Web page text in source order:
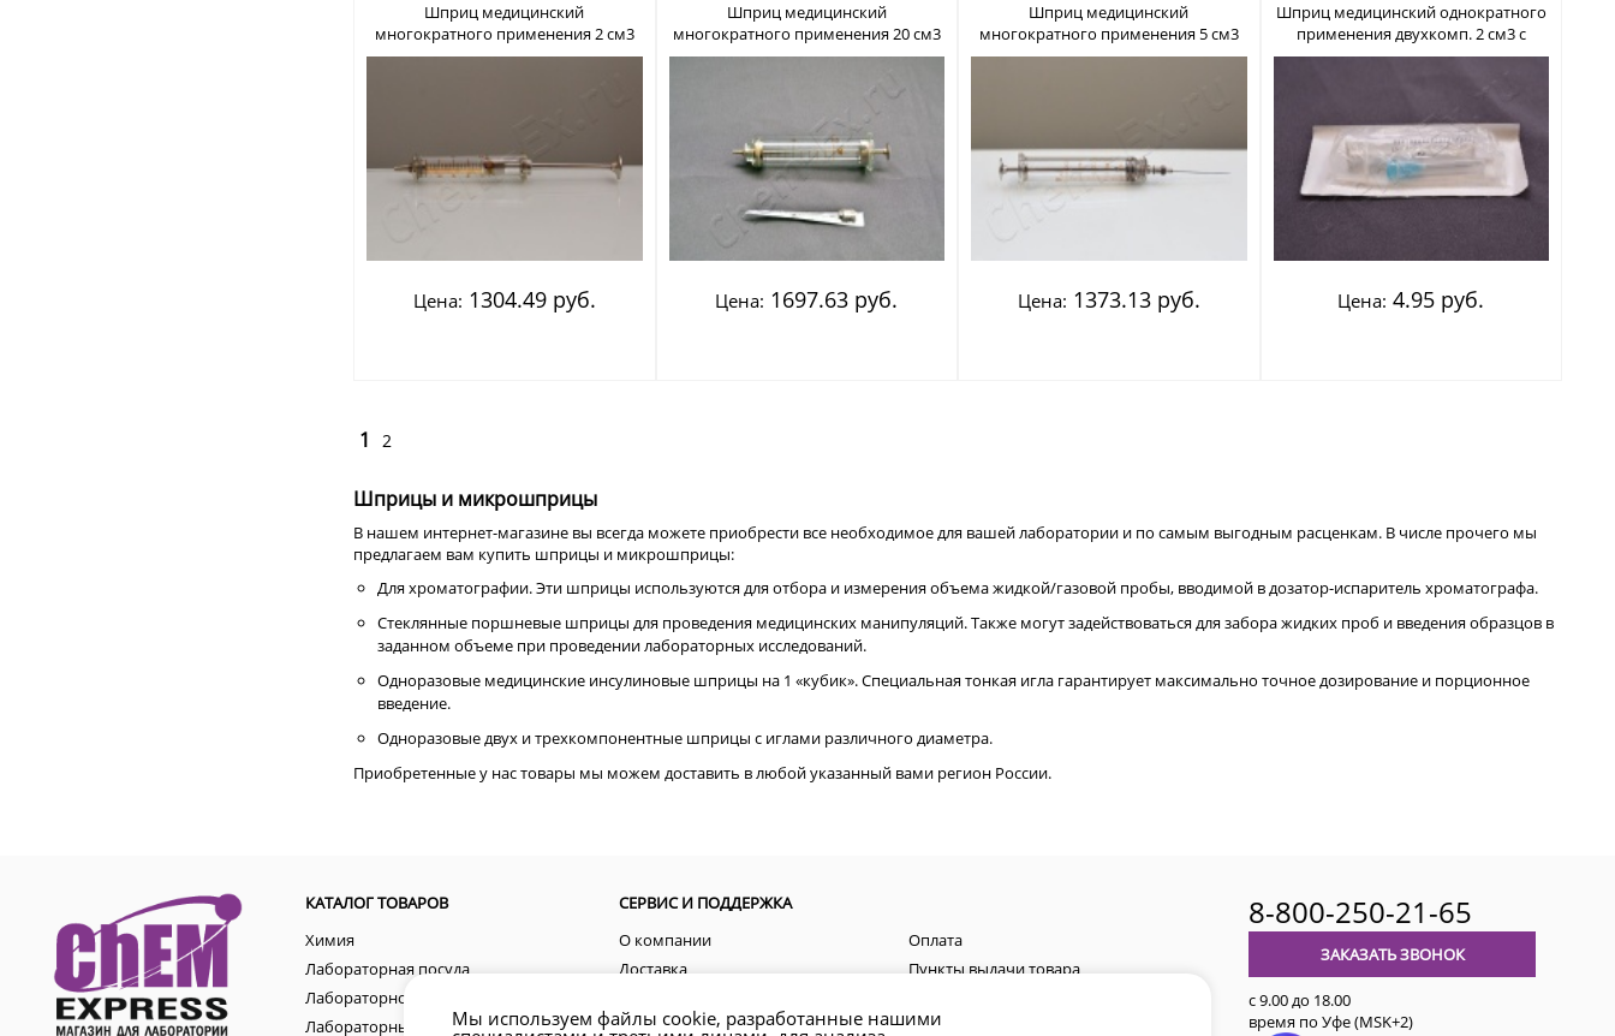
Шприц медицинский
многократного применения 2 см3
типа "Рекорд"
Цена: 1304.49 руб.
Шприц медицинский
многократного применения 20 см3
типа "Рекорд"
Цена: 1697.63 руб.
Шприц медицинский
многократного применения 5 см3
типа "Рекорд"
Цена: 1373.13 руб.
Шприц медицинский однократного
применения двухкомп. 2 см3 с
иглой 0,6*25
Цена: 4.95 руб.
1 2
Шприцы и микрошприцы
В нашем интернет-магазине вы всегда можете приобрести все необходимое для вашей лаборатории и по самым выгодным расценкам. В числе прочего мы
предлагаем вам купить шприцы и микрошприцы:
Для хроматографии. Эти шприцы используются для отбора и измерения объема жидкой/газовой пробы, вводимой в дозатор-испаритель хроматографа.
Стеклянные поршневые шприцы для проведения медицинских манипуляций. Также могут задействоваться для забора жидких проб и введения образцов в
заданном объеме при проведении лабораторных исследований.
Одноразовые медицинские инсулиновые шприцы на 1 «кубик». Специальная тонкая игла гарантирует максимально точное дозирование и порционное
введение.
Одноразовые двух и трехкомпонентные шприцы с иглами различного диаметра.
Приобретенные у нас товары мы можем доставить в любой указанный вами регион России.
КАТАЛОГ ТОВАРОВ
Химия
Лабораторная посуда
Лабораторное оборудование
Лабораторные аксессуары
СЕРВИС И ПОДДЕРЖКА
О компании
Оплата
Доставка
Пункты выдачи товара
Контакты
Как оформить заказ?
8-800-250-21-65
ЗАКАЗАТЬ ЗВОНОК
с 9.00 до 18.00
время по Уфе (MSK+2)
Мы используем файлы cookie, разработанные нашими